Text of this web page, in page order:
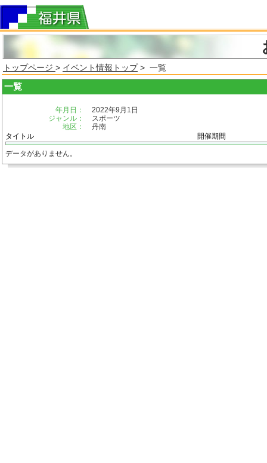
トップページ > イベント情報トップ> 一覧
一覧
年月日：
2022年9月1日
ジャンル：
スポーツ
地区：
丹南
タイトル
開催期間
データがありません。